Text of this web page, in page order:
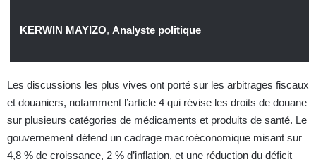
KERWIN MAYIZO, Analyste politique
Les discussions les plus vives ont porté sur les arbitrages fiscaux
et douaniers, notamment l’article 4 qui révise les droits de douane
sur plusieurs catégories de médicaments et produits de santé. Le
gouvernement défend un cadrage macroéconomique misant sur
4,8 % de croissance, 2 % d’inflation, et une réduction du déficit